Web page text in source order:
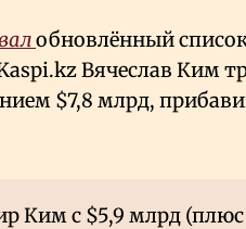
обновлённый
Вячеслав Ким
$7,8 млрд,
Ким с $5,9 млрд